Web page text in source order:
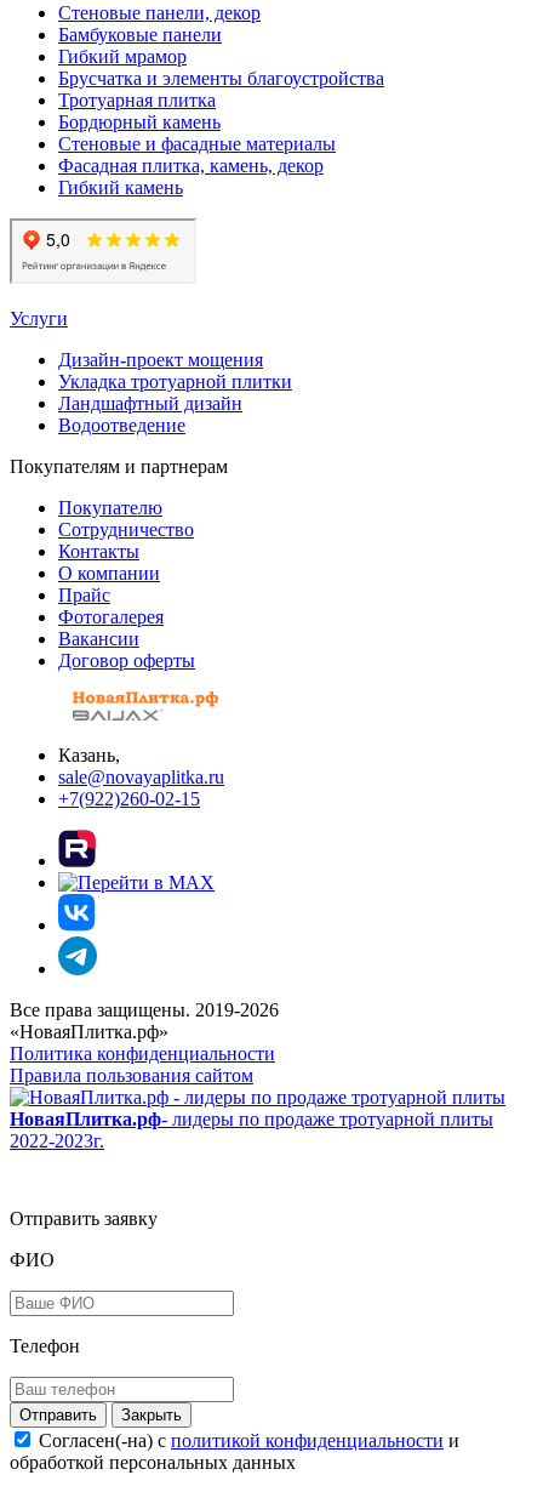
Стеновые панели, декор
Бамбуковые панели
Гибкий мрамор
Брусчатка и элементы благоустройства
Тротуарная плитка
Бордюрный камень
Стеновые и фасадные материалы
Фасадная плитка, камень, декор
Гибкий камень
Услуги
Дизайн-проект мощения
Укладка тротуарной плитки
Ландшафтный дизайн
Водоотведение
Покупателям и партнерам
Покупателю
Сотрудничество
Контакты
О компании
Прайс
Фотогалерея
Вакансии
Договор оферты
Казань,
sale@novayaplitka.ru
+7(922)260-02-15
Все права защищены. 2019-2026
«НоваяПлитка.рф»
Политика конфиденциальности
Правила пользования сайтом
НоваяПлитка.рф- лидеры по продаже тротуарной плиты
2022-2023г.
Отправить заявку
ФИО
Телефон
Закрыть
Согласен(-на) c политикой конфиденциальности и
обработкой персональных данных